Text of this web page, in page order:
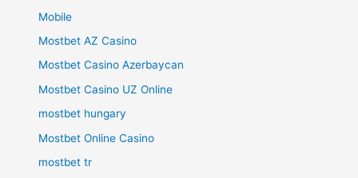
Mobile
Mostbet AZ Casino
Mostbet Casino Azerbaycan
Mostbet Casino UZ Online
mostbet hungary
Mostbet Online Casino
mostbet tr